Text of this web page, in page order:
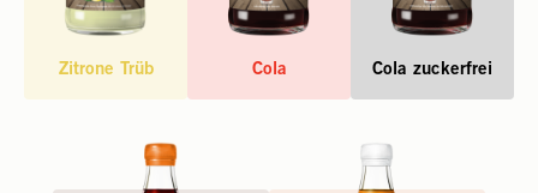
Zitrone Trüb Cola Cola zuckerfrei